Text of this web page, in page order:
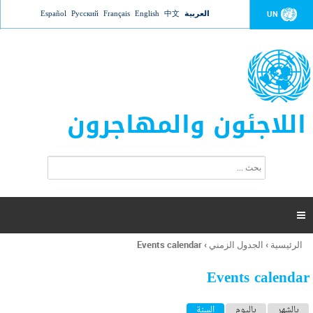
Jump to navigation UN العربية 中文
English
Français
Русский
Español
اللاجئون والمهاجرون
ت
ر
ل
ح
ب

أنت
هنا
الرئيسية › الجدول الزمني ›
Events calendar
Events calendar